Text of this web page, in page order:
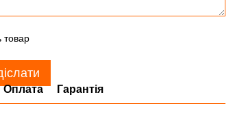
товар
Оплата Гарантія